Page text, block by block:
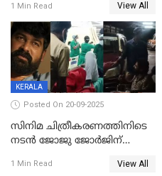
1 Min Read View All
KERALA
Posted On 20-09-2025
സിനിമ ചിത്രീകരണത്തിനിടെ
നടൻ ജോജു ജോർജിന്
പറമ്പോലും ഈ സമയം
1 Min Read View All